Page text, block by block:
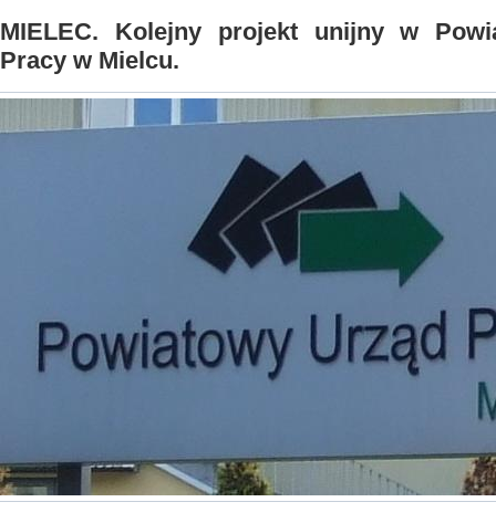
MIELEC. Kolejny projekt unijny w
Pracy w Mielcu.